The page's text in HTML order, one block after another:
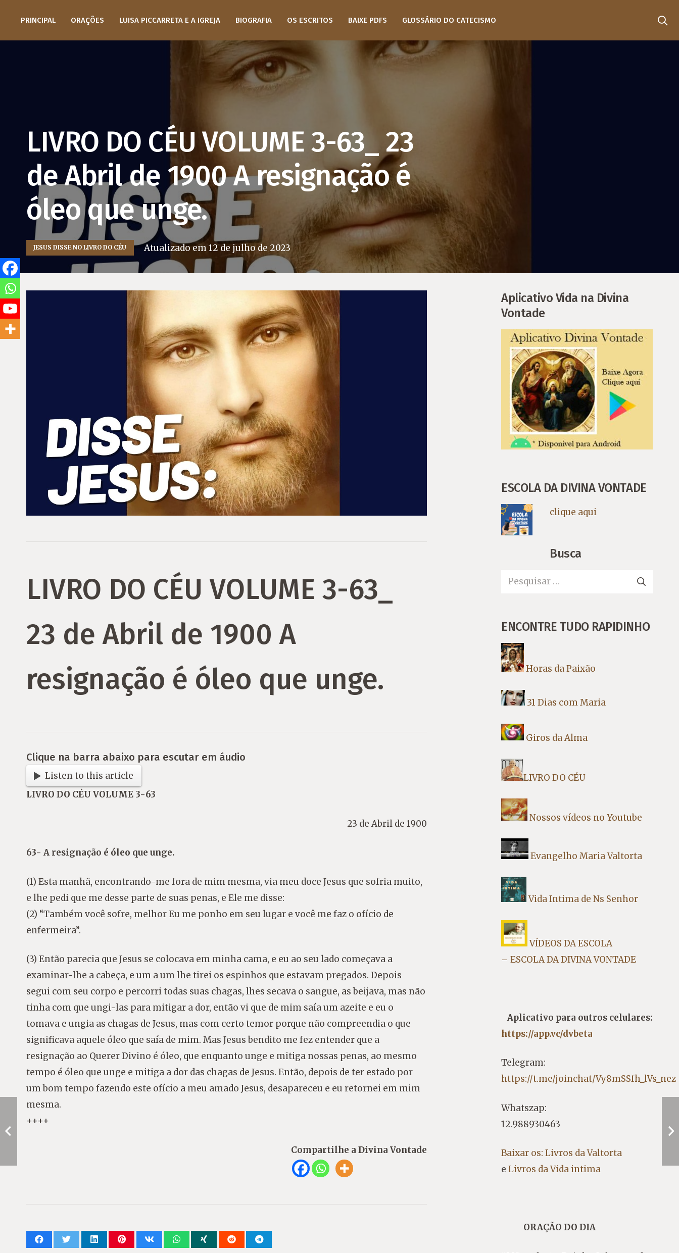
PRINCIPAL ORAÇÕES LUISA PICCARRETA E A IGREJA BIOGRAFIA OS ESCRITOS BAIXE PDFS GLOSSÁRIO DO CATECISMO
LIVRO DO CÉU VOLUME 3-63_ 23
de Abril de 1900 A resignação é
óleo que unge.
JESUS DISSE NO LIVRO DO CÉU Atualizado em12 de julho de 2023
LIVRO DO CÉU VOLUME 3-63_
23 de Abril de 1900 A
resignação é óleo que unge.
Clique na barra abaixo para escutar em áudio
Listen to this article
LIVRO DO CÉU VOLUME 3-63
23 de Abril de 1900
63- A resignação é óleo que unge.
(1) Esta manhã, encontrando-me fora de mim mesma, via meu doce Jesus que sofria muito,
e lhe pedi que me desse parte de suas penas, e Ele me disse:
(2) “Também você sofre, melhor Eu me ponho em seu lugar e você me faz o ofício de
enfermeira”.
(3) Então parecia que Jesus se colocava em minha cama, e eu ao seu lado começava a
examinar-lhe a cabeça, e um a um lhe tirei os espinhos que estavam pregados. Depois
segui com seu corpo e percorri todas suas chagas, lhes secava o sangue, as beijava, mas não
tinha com que ungi-las para mitigar a dor, então vi que de mim saía um azeite e eu o
tomava e ungia as chagas de Jesus, mas com certo temor porque não compreendia o que
significava aquele óleo que saía de mim. Mas Jesus bendito me fez entender que a
resignação ao Querer Divino é óleo, que enquanto unge e mitiga nossas penas, ao mesmo
tempo é óleo que unge e mitiga a dor das chagas de Jesus. Então, depois de ter estado por
um bom tempo fazendo este ofício a meu amado Jesus, desapareceu e eu retornei em mim
mesma.
++++
Compartilhe a Divina Vontade
Aplicativo Vida na Divina
Vontade
ESCOLA DA DIVINA VONTADE
clique aqui
Busca
Pesquisar
ENCONTRE TUDO RAPIDINHO
Horas da Paixão
31 Dias com Maria
Giros da Alma
LIVRO DO CÉU
Nossos vídeos no Youtube
Evangelho Maria Valtorta
Vida Intima de Ns Senhor
VÍDEOS DA ESCOLA
– ESCOLA DA DIVINA VONTADE
Aplicativo para outros celulares:
https://app.vc/dvbeta
Telegram:
https://t.me/joinchat/Vy8mSSfh_lVs_nez
Whatszap:
12.988930463
Baixar os: Livros da Valtorta
e Livros da Vida intima
ORAÇÃO DO DIA